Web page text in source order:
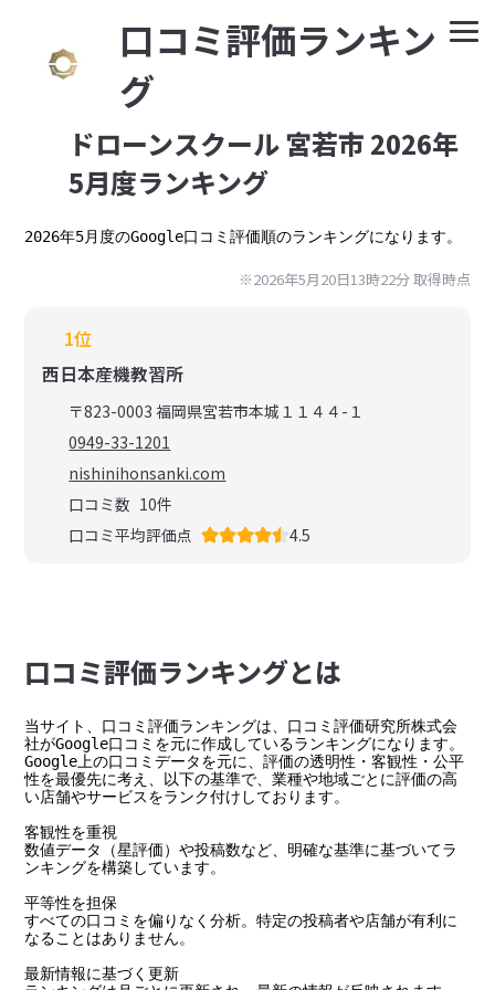
⼝コミ評価ランキン
グ
ドローンスクール 宮若市 2026年
5月度ランキング
2026年5月度のGoogle口コミ評価順のランキングになります。
※2026年5月20日13時22分 取得時点
1位
西日本産機教習所
〒823-0003 福岡県宮若市本城１１４４-１
0949-33-1201
nishinihonsanki.com
口コミ数 10件
口コミ平均評価点
4.5
⼝コミ評価ランキングとは
当サイト、口コミ評価ランキングは、口コミ評価研究所株式会
社がGoogle口コミを元に作成しているランキングになります。
Google上の口コミデータを元に、評価の透明性・客観性・公平
性を最優先に考え、以下の基準で、業種や地域ごとに評価の高
い店舗やサービスをランク付けしております。
客観性を重視
数値データ（星評価）や投稿数など、明確な基準に基づいてラ
ンキングを構築しています。
平等性を担保
すべての口コミを偏りなく分析。特定の投稿者や店舗が有利に
なることはありません。
最新情報に基づく更新